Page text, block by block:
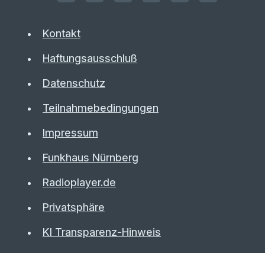
Kontakt
Haftungsausschluß
Datenschutz
Teilnahmebedingungen
Impressum
Funkhaus Nürnberg
Radioplayer.de
Privatsphäre
KI Transparenz-Hinweis